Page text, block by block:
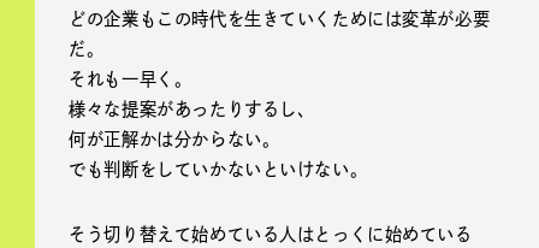
どの企業もこの時代を生きていくためには変革が必要
だ。
それも一早く。
様々な提案があったりするし、
何が正解かは分からない。
でも判断をしていかないといけない。
そう切り替えて始めている人はとっくに始めている